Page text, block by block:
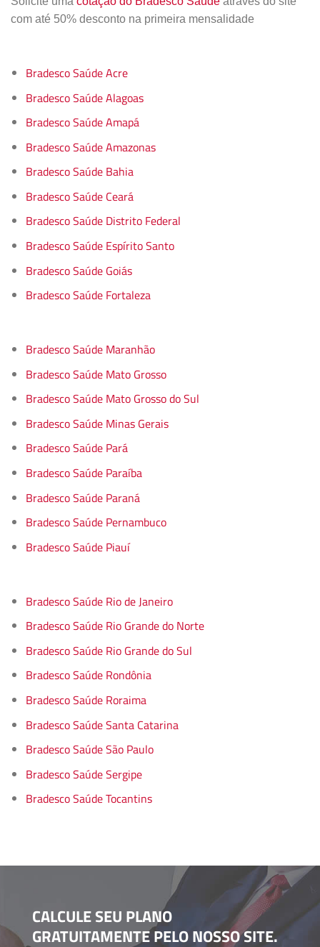
com até 50% desconto na primeira mensalidade
Bradesco Saúde Acre
Bradesco Saúde Alagoas
Bradesco Saúde Amapá
Bradesco Saúde Amazonas
Bradesco Saúde Bahia
Bradesco Saúde Ceará
Bradesco Saúde Distrito Federal
Bradesco Saúde Espírito Santo
Bradesco Saúde Goiás
Bradesco Saúde Fortaleza
Bradesco Saúde Maranhão
Bradesco Saúde Mato Grosso
Bradesco Saúde Mato Grosso do Sul
Bradesco Saúde Minas Gerais
Bradesco Saúde Pará
Bradesco Saúde Paraíba
Bradesco Saúde Paraná
Bradesco Saúde Pernambuco
Bradesco Saúde Piauí
Bradesco Saúde Rio de Janeiro
Bradesco Saúde Rio Grande do Norte
Bradesco Saúde Rio Grande do Sul
Bradesco Saúde Rondônia
Bradesco Saúde Roraima
Bradesco Saúde Santa Catarina
Bradesco Saúde São Paulo
Bradesco Saúde Sergipe
Bradesco Saúde Tocantins
CALCULE SEU PLANO
GRATUITAMENTE PELO NOSSO SITE.